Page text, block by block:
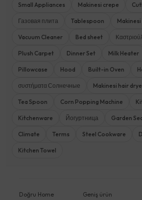
Small Appliances Makinesi crepe
Газовая плита Tablespoon
Vacuum Cleaner Bed sheet
Plush Carpet Dinner Set Milk Heater
Pillowcase Hood Built-in Oven
συστήματα Солнечные Makinesi hair
Tea Spoon Corn Popping Machine
Kitchenware Йогуртница Garden
Climate Terms Steel Cookware
Kitchen Towel
Doğru Home
Geniş ürün